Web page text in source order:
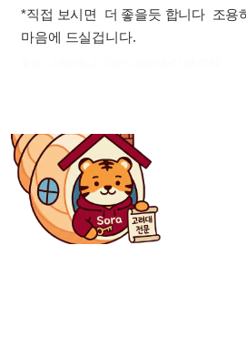
*직접 보시면 더 좋을듯 합니다 조용
마음에 드실겁니다.